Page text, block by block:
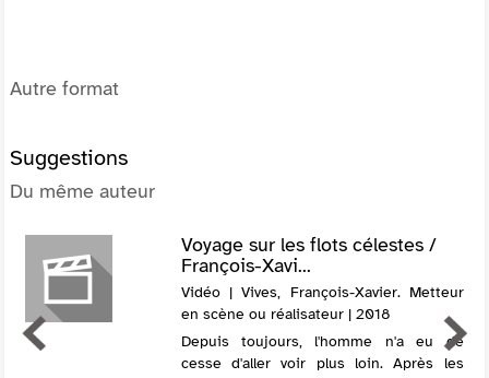
Autre format
Suggestions
Du même auteur
Voyage sur les flots célestes /
François-Xavi...
Vidéo | Vives, François-Xavier. Metteur
en scène ou réalisateur | 2018
Depuis toujours, l'homme n'a eu de
cesse d'aller voir plus loin. Après les